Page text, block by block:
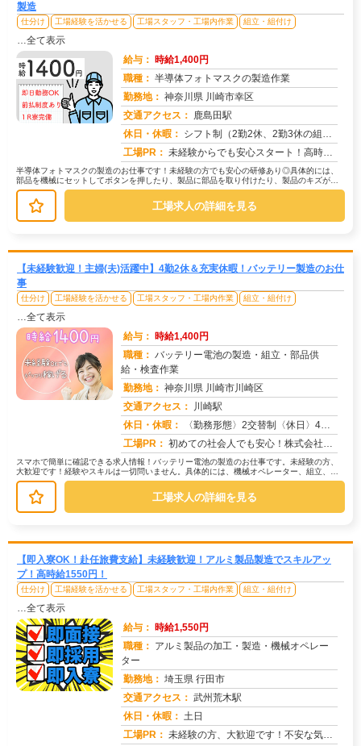
製造
仕分け 工場経験を活かせる 工場スタッフ・工場内作業 組立・組付け
…全て表示
給与： 時給1,400円
職種： 半導体フォトマスクの製造作業
勤務地： 神奈川県 川崎市幸区
交通アクセス： 鹿島田駅
休日・休暇： シフト制（2勤2休、2勤3休の組合せ）
工場PR： 未経験からでも安心スタート！高時給1300円！→兵庫県で新生活を始めませんか？【寮付き】だから、家探し不要！ワンル...
半導体フォトマスクの製造のお仕事です！未経験の方でも安心の研修あり◎具体的には、
部品を機械にセットしてボタンを押したり、製品に部品を取り付けたり、製品のキズがな
いかチェックする作業などです。難し...
工場求人の詳細を見る
【未経験歓迎！主婦(夫)活躍中】4勤2休＆充実休暇！バッテリー製造のお仕
事
仕分け 工場経験を活かせる 工場スタッフ・工場内作業 組立・組付け
…全て表示
給与： 時給1,400円
職種： バッテリー電池の製造・組立・部品供
給・検査作業
勤務地： 神奈川県 川崎市川崎区
交通アクセス：
川崎駅
休日・休暇：
〈勤務形態〉2交替制〈休日〉4勤2休のシフト制★ＧＷ★夏季休暇★冬季休暇★年末年始
工場PR： 初めての社会人でも安心！株式会社京栄センターで新しい一歩を踏み出しませんか？→未経験者多数活躍中！経験やスキルは一...
スマホで簡単に確認できる求人情報！バッテリー電池の製造のお仕事です。未経験の方、
大歓迎です！経験やスキルは一切問いません。具体的には、機械オペレーター、組立、部
品供給、検査のいずれかの部署に配属...
工場求人の詳細を見る
【即入寮OK！赴任旅費支給】未経験歓迎！アルミ製品製造でスキルアッ
プ！高時給1550円！
仕分け 工場経験を活かせる 工場スタッフ・工場内作業 組立・組付け
…全て表示
給与： 時給1,550円
職種： アルミ製品の加工・製造・機械オペレー
ター
勤務地： 埼玉県 行田市
交通アクセス： 武州荒木駅
休日・休暇： 土日
工場PR： 未経験の方、大歓迎です！不安な気持ち、よく分かります。でも大丈夫！→全国各地の仕事から、あなたにピッタリのお仕事を...